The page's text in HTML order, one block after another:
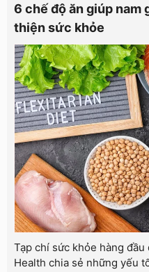
6 chế độ ăn giúp nam
thiện sức khỏe
Tạp chí sức khỏe hàng đầu
Health chia sẻ những yếu